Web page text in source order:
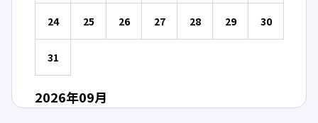
24 25 26 27 28 29 30
31
2026年09月